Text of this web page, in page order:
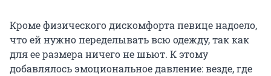
Кроме физического дискомфорта певице надоело,
что ей нужно переделывать всю одежду, так как
для ее размера ничего не шьют. К этому
добавлялось эмоциональное давление: везде, где